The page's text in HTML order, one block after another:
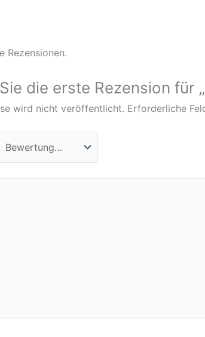
Rezensionen.
die erste Rezension für
wird nicht veröffentlicht. Erforderliche